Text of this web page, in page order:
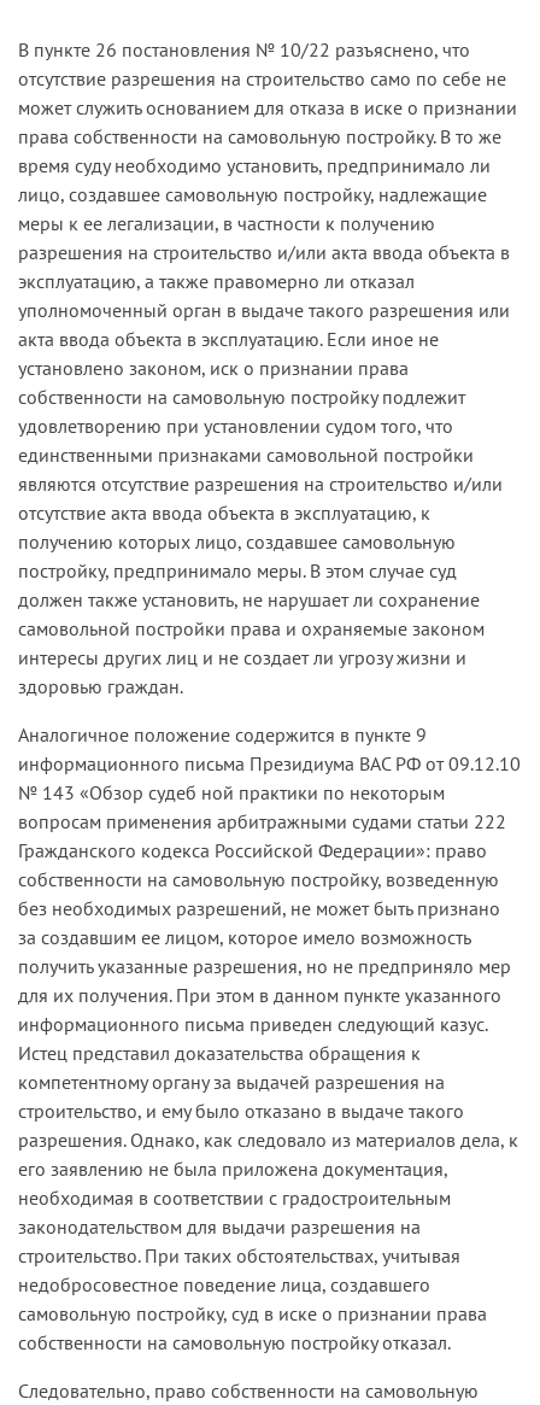
В пункте 26 постановления № 10/22 разъяснено, что
отсутствие разрешения на строительство само по себе не
может служить осно­ванием для отказа в иске о признании
права собственности на са­мовольную постройку. В то же
время суду необходимо установить, предпринимало ли
лицо, создавшее самовольную постройку, надле­жащие
меры к ее легализации, в частности к получению
разрешения на строительство и/или акта ввода объекта в
эксплуатацию, а также правомерно ли отказал
уполномоченный орган в выдаче такого разрешения или
акта ввода объекта в эксплуатацию. Если иное не
установлено законом, иск о признании права
собственности на са­мовольную постройку подлежит
удовлетворению при установлении судом того, что
единственными признаками самовольной постройки
являются отсутствие разрешения на строительство и/или
отсутст­вие акта ввода объекта в эксплуатацию, к
получению которых лицо, создавшее самовольную
постройку, предпринимало меры. В этом случае суд
должен также установить, не нарушает ли сохранение
самовольной постройки права и охраняемые законом
интересы других лиц и не создает ли угрозу жизни и
здоровью граждан.
Аналогичное положение содержится в пункте 9
информационного письма Президиума ВАС РФ от 09.12.10
№ 143 «Обзор судеб­ ной практики по некоторым
вопросам применения арбитражными судами статьи 222
Гражданского кодекса Российской Федерации»: право
собственности на самовольную постройку, возведенную
без необходимых разрешений, не может быть признано
за создав­шим ее лицом, которое имело возможность
получить указанные разрешения, но не предприняло мер
для их получения. При этом в данном пункте указанного
информационного письма приведен следующий казус.
Истец представил доказательства обращения к
компетентному органу за выдачей разрешения на
строительство, и ему было отказано в выдаче такого
разрешения. Однако, как следовало из материалов дела, к
его заявлению не была приложена документация,
необходимая в соответствии с градостроительным
законодательством для выдачи разрешения на
строительство. При таких обстоятельствах, учитывая
недобросовестное поведение лица, создавшего
самовольную постройку, суд в иске о признании права
собственности на самовольную постройку отказал.
Следовательно, право собственности на самовольную